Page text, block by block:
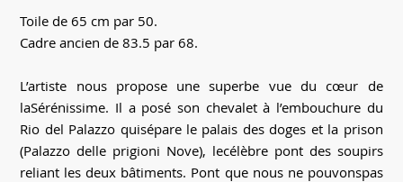
Toile de 65 cm par 50.
Cadre ancien de 83.5 par 68.
L’artiste nous propose une superbe vue du cœur de
laSérénissime. Il a posé son chevalet à l’embouchure du
Rio del Palazzo quisépare le palais des doges et la prison
(Palazzo delle prigioni Nove), lecélèbre pont des soupirs
reliant les deux bâtiments. Pont que nous ne pouvonspas